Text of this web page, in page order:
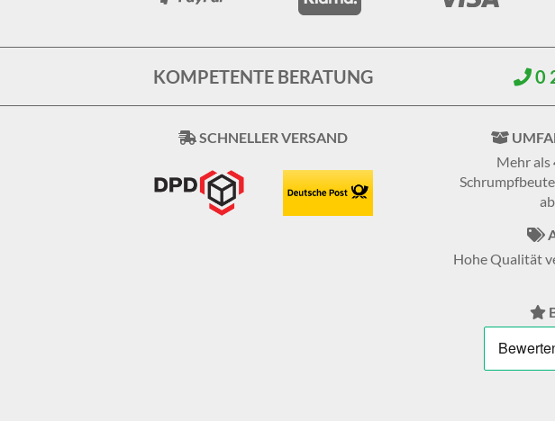
KOMPETENTE BERATUNG 0
SCHNELLER VERSAND
Mehr als
Hohe Qualität